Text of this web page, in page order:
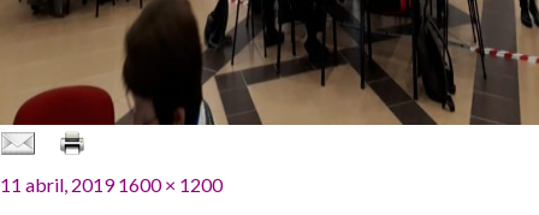
Publicado
11 abril, 2019 Tamaño
1600 × 1200